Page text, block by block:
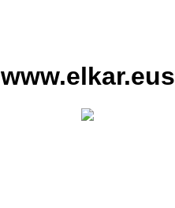
www.elkar.eus